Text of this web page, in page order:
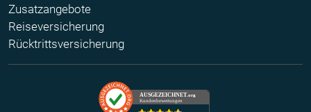
Zusatzangebote
Reiseversicherung
Rücktrittsversicherung
AUSGEZEICHNET.org
Kundenbewertungen